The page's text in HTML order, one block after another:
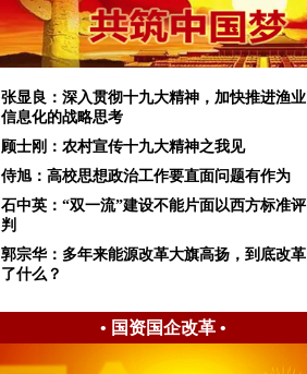
张显良：深入贯彻十九大精神，加快推进渔业
信息化的战略思考
顾士刚：农村宣传十九大精神之我见
侍旭：高校思想政治工作要直面问题有作为
石中英：“双一流”建设不能片面以西方标准评
判
郭宗华：多年来能源改革大旗高扬，到底改革
了什么？
• 国资国企改革•